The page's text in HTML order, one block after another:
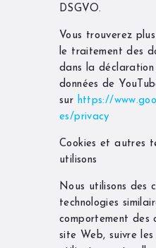
DSGVO.
Vous trouverez
le traitement des
dans la
données de
sur https://
es/privacy
Cookies et autres
utilisons
Nous utilisons des
technologies
comportement des
site Web, suivre les